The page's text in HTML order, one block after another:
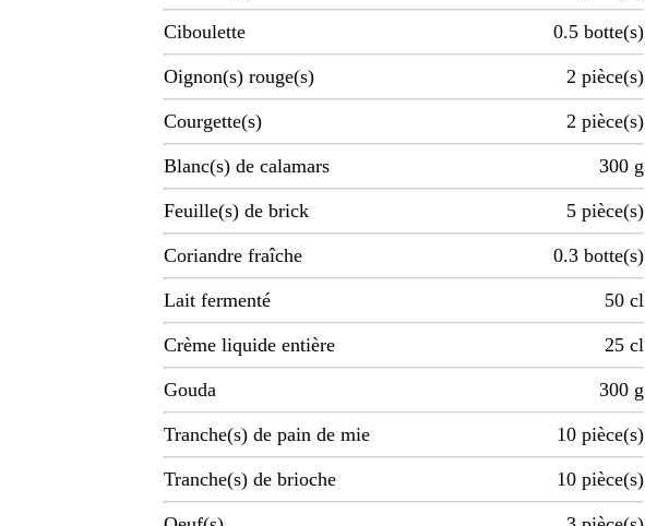
Ciboulette 0.5 botte(s)
Oignon(s) rouge(s) 2 pièce(s)
Courgette(s) 2 pièce(s)
Blanc(s) de calamars 300 g
Feuille(s) de brick 5 pièce(s)
Coriandre fraîche 0.3 botte(s)
Lait fermenté 50 cl
Crème liquide entière 25 cl
Gouda 300 g
Tranche(s) de pain de mie 10 pièce(s)
Tranche(s) de brioche 10 pièce(s)